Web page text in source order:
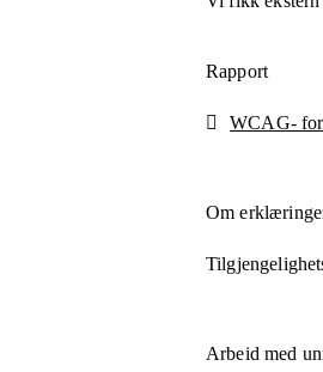
Rapport
WCAG-
Om
Arbeid med